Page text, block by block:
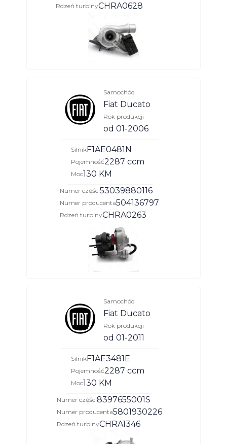
Rdzeń turbinyCHRA0628
Samochód
Fiat Ducato
Rok produkcji
od 01-2006
SilnikF1AE0481N
Pojemność2287 ccm
Moc130 KM
Numer części53039880116
Numer producenta504136797
Rdzeń turbinyCHRA0263
Samochód
Fiat Ducato
Rok produkcji
od 01-2011
SilnikF1AE3481E
Pojemność2287 ccm
Moc130 KM
Numer części8397655001S
Numer producenta5801930226
Rdzeń turbinyCHRA1346